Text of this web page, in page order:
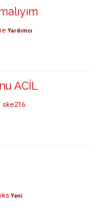
Yardımcı
ACİL
ske216
Yeni